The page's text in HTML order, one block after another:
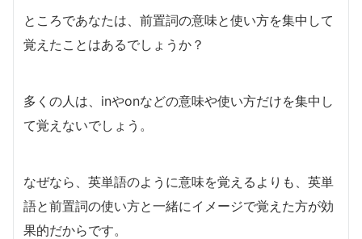
ところであなたは、前置詞の意味と使い方を集中して
覚えたことはあるでしょうか？
多くの人は、inやonなどの意味や使い方だけを集中し
て覚えないでしょう。
なぜなら、英単語のように意味を覚えるよりも、英単
語と前置詞の使い方と一緒にイメージで覚えた方が効
果的だからです。